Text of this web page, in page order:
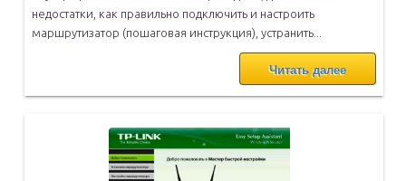
недостатки, как правильно подключить и настроить
маршрутизатор (пошаговая инструкция), устранить...
Читать далее